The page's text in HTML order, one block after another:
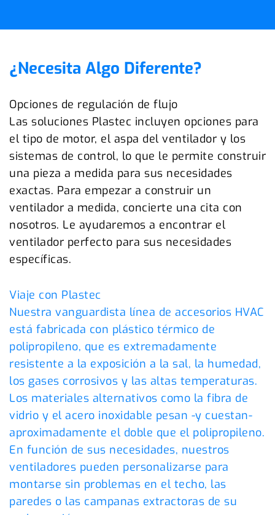
¿Necesita Algo Diferente?
Opciones de regulación de flujo
Las soluciones Plastec incluyen opciones para
el tipo de motor, el aspa del ventilador y los
sistemas de control, lo que le permite construir
una pieza a medida para sus necesidades
exactas. Para empezar a construir un
ventilador a medida, concierte una cita con
nosotros. Le ayudaremos a encontrar el
ventilador perfecto para sus necesidades
específicas.
Viaje con Plastec
Nuestra vanguardista línea de accesorios HVAC
está fabricada con plástico térmico de
polipropileno, que es extremadamente
resistente a la exposición a la sal, la humedad,
los gases corrosivos y las altas temperaturas.
Los materiales alternativos como la fibra de
vidrio y el acero inoxidable pesan -y cuestan-
aproximadamente el doble que el polipropileno.
En función de sus necesidades, nuestros
ventiladores pueden personalizarse para
montarse sin problemas en el techo, las
paredes o las campanas extractoras de su